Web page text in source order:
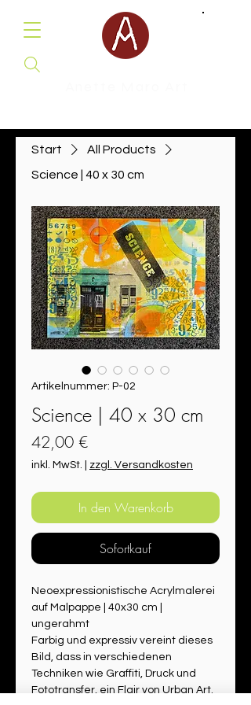
Start
All Products
Science | 40 x 30 cm
Artikelnummer: P-02
Science | 40 x 30 cm
42,00 €Preis
inkl. MwSt. zzgl. Versandkosten
In den Warenkorb
Sofortkauf
Neoexpressionistische Acrylmalerei
auf Malpappe | 40x30 cm |
ungerahmt
Farbig und expressiv vereint dieses
Bild, dass in verschiedenen
Techniken wie Graffiti, Druck und
Fototransfer, ein Flair von Urban Art.